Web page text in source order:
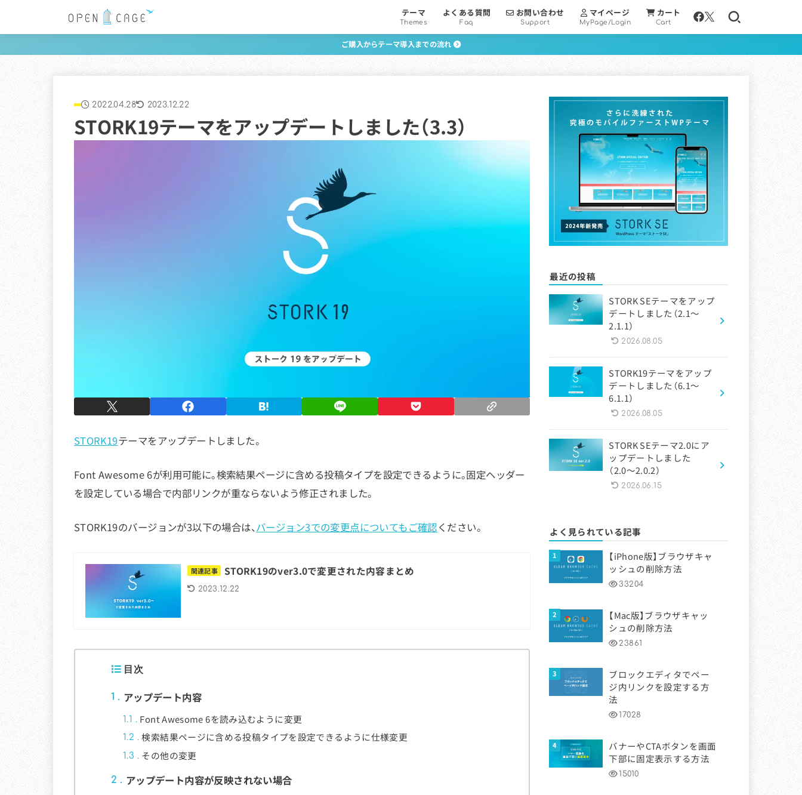
テーマ
Themes
よくある質問
Faq
お問い合わせ
Support
マイページ
MyPage/Login
カート
Cart
ご購入からテーマ導入までの流れ
2022.04.28 2023.12.22
STORK19テーマをアップデートしました（3.3）
STORK19テーマをアップデートしました。
Font Awesome 6が利用可能に。検索結果ページに含める投稿タイプを設定できるように。固定ヘッダー
を設定している場合で内部リンクが重ならないよう修正されました。
STORK19のバージョンが3以下の場合は、バージョン3での変更点についてもご確認ください。
関連記事 STORK19のver3.0で変更された内容まとめ
2023.12.22
目次
1 アップデート内容
1.1 Font Awesome 6を読み込むように変更
1.2 検索結果ページに含める投稿タイプを設定できるように仕様変更
1.3 その他の変更
2 アップデート内容が反映されない場合
最近の投稿
STORK SEテーマをアップ
デートしました（2.1〜
2.1.1）
2026.08.05
STORK19テーマをアップ
デートしました（6.1〜
6.1.1）
2026.08.05
STORK SEテーマ2.0にア
ップデートしました
（2.0〜2.0.2）
2026.06.15
よく見られている記事
【iPhone版】ブラウザキャ
ッシュの削除方法
33204
【Mac版】ブラウザキャッ
シュの削除方法
23861
ブロックエディタでペー
ジ内リンクを設定する方
法
17028
バナーやCTAボタンを画面
下部に固定表示する方法
15010